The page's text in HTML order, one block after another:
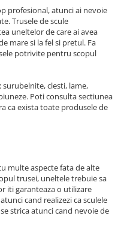
profesional, atunci ai nevoie
Trusele de scule
uneltelor de care ai avea
mare si la fel si pretul. Fa
potrivite pentru scopul
clesti, lame,
Poti consulta sectiunea
ca exista toate produsele de
multe aspecte fata de alte
trusei, uneltele trebuie sa
iti garanteaza o utilizare
cand realizezi ca sculele
strica atunci cand nevoie de